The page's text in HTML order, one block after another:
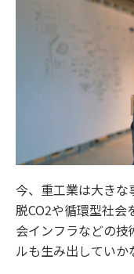
今、重工業は大きな
脱CO2や循環型社
会インフラなどの
ルも生み出していか